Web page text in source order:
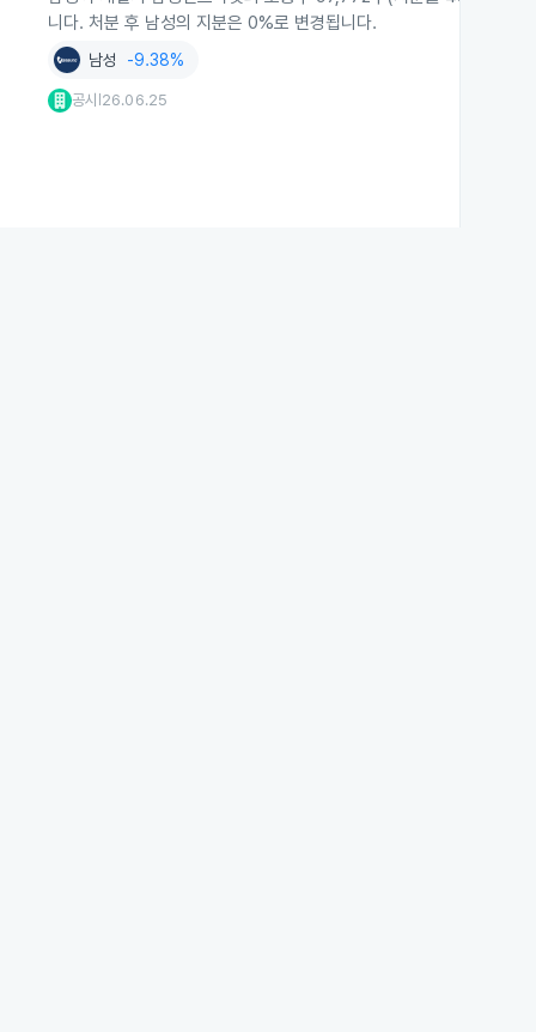
니다. 처분 후 남성의 지분은 0%로 변경됩니다.
남성 -9.38%
공시 26.06.25